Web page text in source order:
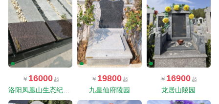
16000 19800
九皇仙府陵园
16900
龙居山陵园